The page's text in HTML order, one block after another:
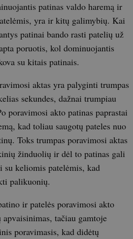
patinas valdo haremą ir
yra ir kitų galimybių. Kai
patinai bando rasti patelių už
poruotis, kol dominuojantis
su kitais patinais.
aktas yra palyginti trumpas
sekundes, dažnai trumpiau
poravimosi akto patinas paprastai
kad toliau saugotų pateles nuo
Toks trumpas poravimosi aktas
žinduolių ir dėl to patinas gali
su keliomis patelėmis, kad
palikuonių.
ir patelės poravimosi akto
tačiau gamtoje
poravimasis, kad didėtų